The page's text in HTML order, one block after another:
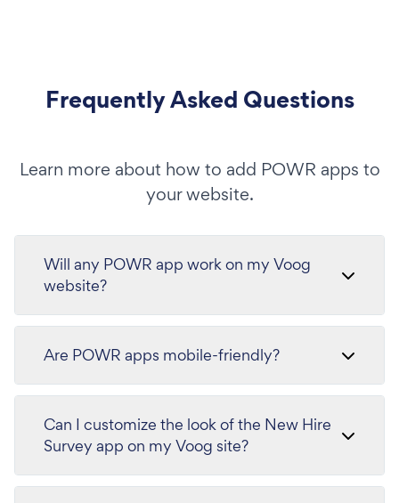
Frequently Asked Questions
Learn more about how to add POWR apps to
your website.
Will any POWR app work on my Voog
website?
Are POWR apps mobile-friendly?
Can I customize the look of the New Hire
Survey app on my Voog site?